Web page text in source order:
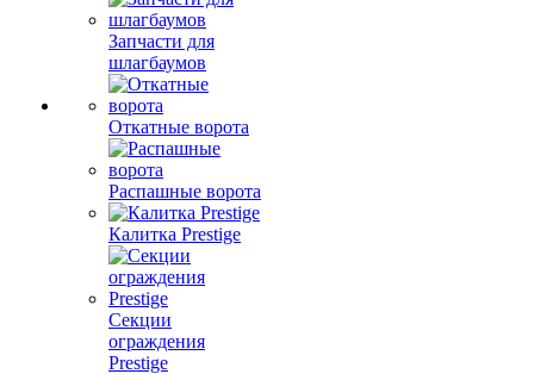
Запчасти для
шлагбаумов
Откатные ворота
Распашные ворота
Калитка Prestige
Секции
ограждения
Prestige